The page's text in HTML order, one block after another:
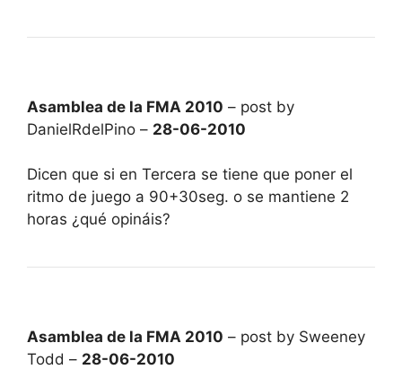
Asamblea de la FMA 2010 – post by
DanielRdelPino – 28-06-2010
Dicen que si en Tercera se tiene que poner el
ritmo de juego a 90+30seg. o se mantiene 2
horas ¿qué opináis?
Asamblea de la FMA 2010 – post by Sweeney
Todd – 28-06-2010